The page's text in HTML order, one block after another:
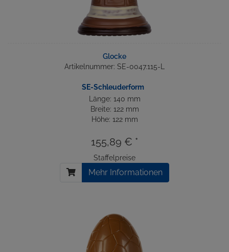
Glocke
Artikelnummer: SE-0047.115-L
SE-Schleuderform
Länge: 140 mm
Breite: 122 mm
Höhe: 122 mm
155,89 € *
Staffelpreise
Mehr Informationen